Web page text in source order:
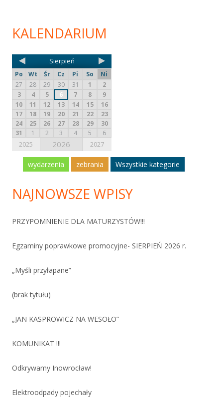
KALENDARIUM
Sierpień
Po Wt Śr Cz Pi So
Ni
27
28 29 30 31 1
2
3
4 5 6 7 8
9
10
11 12 13 14 15
16
17
18 19 20 21 22
23
24
25 26 27 28 29
30
31
1 2 3 4 5 6
2025 2026 2027
wydarzenia zebrania Wszystkie kategorie
NAJNOWSZE WPISY
PRZYPOMNIENIE DLA MATURZYSTÓW!!!
Egzaminy poprawkowe promocyjne- SIERPIEŃ 2026 r.
„Myśli przyłapane”
(brak tytułu)
„JAN KASPROWICZ NA WESOŁO”
KOMUNIKAT !!!
Odkrywamy Inowrocław!
Elektroodpady pojechały